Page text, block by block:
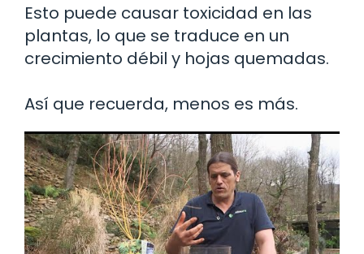
Esto puede causar toxicidad en las
plantas, lo que se traduce en un
crecimiento débil y hojas quemadas.
Así que recuerda, menos es más.